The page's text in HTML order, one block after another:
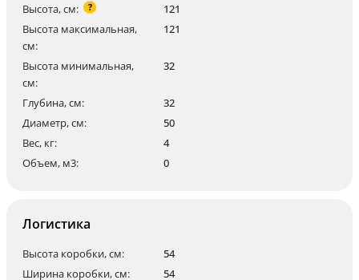
Высота, см: ?
121
Высота максимальная,
см:
121
Высота минимальная,
см:
32
Глубина, см:
32
Диаметр, см:
50
Вес, кг:
4
Объем, м3:
0
Логистика
Высота коробки, см:
54
Ширина коробки, см:
54